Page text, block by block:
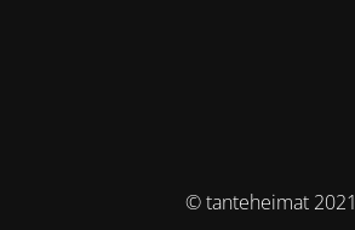
© tanteheimat 2021